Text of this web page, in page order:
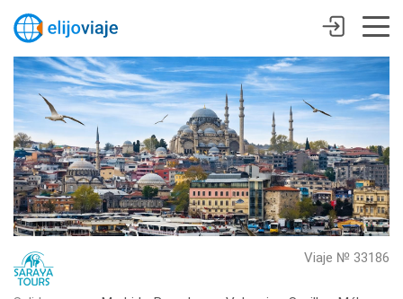
Viaje № 33186